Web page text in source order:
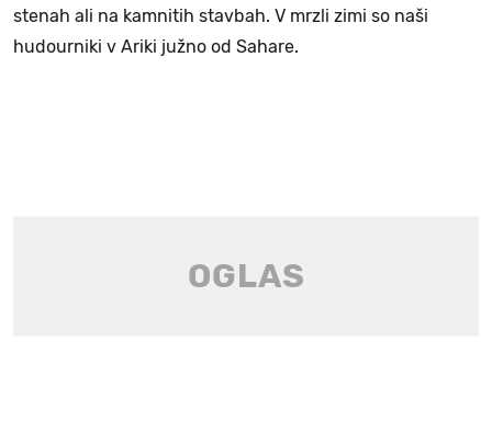
stenah ali na kamnitih stavbah. V mrzli zimi so naši
hudourniki v Ariki južno od Sahare.